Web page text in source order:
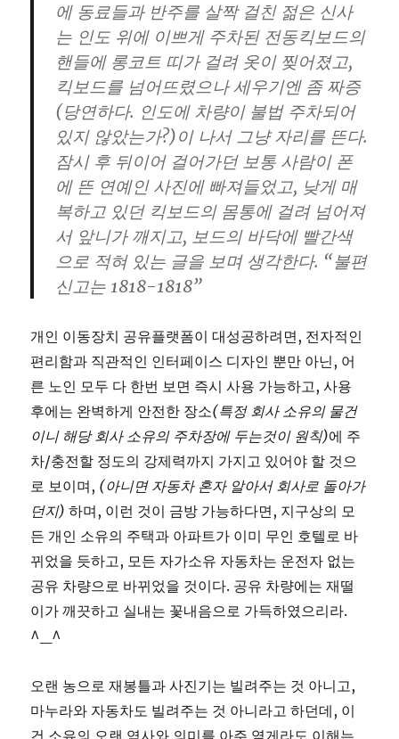
에 동료들과 반주를 살짝 걸친 젊은 신사
는 인도 위에 이쁘게 주차된 전동킥보드의
핸들에 롱코트 띠가 걸려 옷이 찢어졌고,
킥보드를 넘어뜨렸으나 세우기엔 좀 짜증
(당연하다. 인도에 차량이 불법 주차되어
있지 않았는가?)이 나서 그냥 자리를 뜬다.
잠시 후 뒤이어 걸어가던 보통 사람이 폰
에 뜬 연예인 사진에 빠져들었고, 낮게 매
복하고 있던 킥보드의 몸통에 걸려 넘어져
서 앞니가 깨지고, 보드의 바닥에 빨간색
으로 적혀 있는 글을 보며 생각한다. “불편
신고는 1818-1818”
개인 이동장치 공유플랫폼이 대성공하려면, 전자적인
편리함과 직관적인 인터페이스 디자인 뿐만 아닌, 어
른 노인 모두 다 한번 보면 즉시 사용 가능하고, 사용
후에는 완벽하게 안전한 장소(특정 회사 소유의 물건
이니 해당 회사 소유의 주차장에 두는것이 원칙)에 주
차/충전할 정도의 강제력까지 가지고 있어야 할 것으
로 보이며, (아니면 자동차 혼자 알아서 회사로 돌아가
던지) 하며, 이런 것이 금방 가능하다면, 지구상의 모
든 개인 소유의 주택과 아파트가 이미 무인 호텔로 바
뀌었을 듯하고, 모든 자가소유 자동차는 운전자 없는
공유 차량으로 바뀌었을 것이다. 공유 차량에는 재떨
이가 깨끗하고 실내는 꽃내음으로 가득하였으리라.
^_^
오랜 농으로 재봉틀과 사진기는 빌려주는 것 아니고,
마누라와 자동차도 빌려주는 것 아니라고 하던데, 이